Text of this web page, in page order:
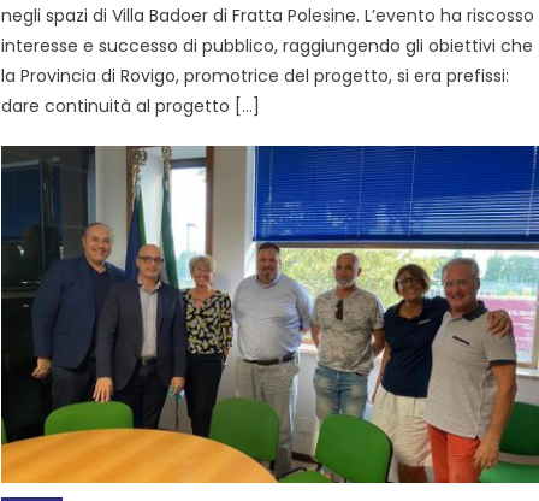
negli spazi di Villa Badoer di Fratta Polesine. L’evento ha riscosso
interesse e successo di pubblico, raggiungendo gli obiettivi che
la Provincia di Rovigo, promotrice del progetto, si era prefissi:
dare continuità al progetto […]